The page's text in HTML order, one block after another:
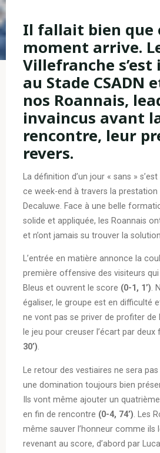
Il fallait bien que
moment arrive.
Villefranche s’est
au Stade CSADN
nos Roannais,
invaincus avant
rencontre, leur
revers.
La définition d’un jour « sans »
ce week-end à travers la prestation
Decaluwe. Face à une belle
solide et appliquée, les Roannais
et n’ont jamais su trouver la
L’entrée en matière annonce la
première offensive des visiteurs
Bleus et ouvrent le score (0-1, 1’).
égaliser, le groupe est en difficulté
ne vont pas se priver de profiter de
le jeu pour creuser l’écart par deux
30’).
Le retour des vestiaires ne sera
une domination toujours bien
Ils vont même ajouter un
en fin de rencontre (0-4, 74’). Les
même sauver l’honneur comme ils
revenant au score, d’abord par